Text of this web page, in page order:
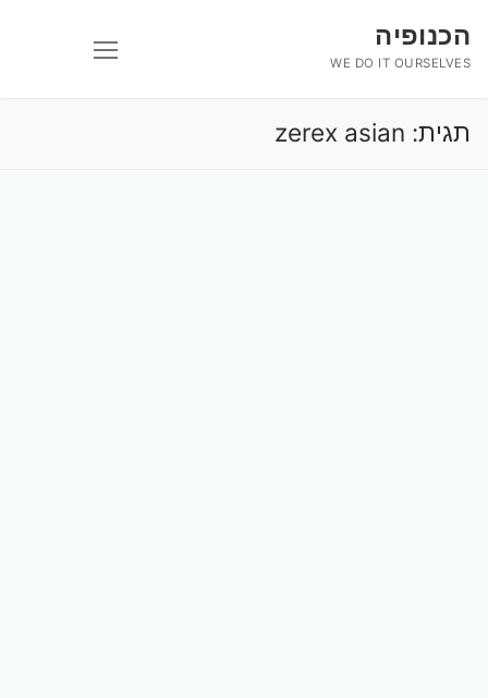
לתוכןהכנופיה
WE DO IT OURSELVES
תגית: zerex asian